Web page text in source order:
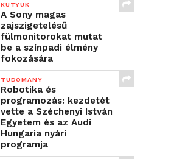
KÜTYÜK
A Sony magas
zajszigetelésű
fülmonitorokat mutat
be a színpadi élmény
fokozására
TUDOMÁNY
Robotika és
programozás: kezdetét
vette a Széchenyi István
Egyetem és az Audi
Hungaria nyári
programja